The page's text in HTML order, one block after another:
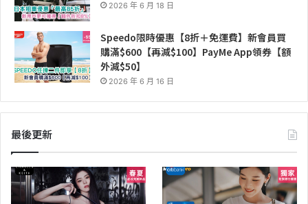
2026 年 6 月 18 日
Speedo限時優惠【8折＋免運費】新會員買
購滿$600【再減$100】PayMe App領券【額
外減$50】
2026 年 6 月 16 日
最後更新